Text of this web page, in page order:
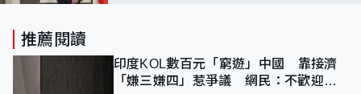
推薦閱讀
印度KOL數百元「窮遊」中國 靠接濟
「嫌三嫌四」惹爭議 網民：不歡迎劣